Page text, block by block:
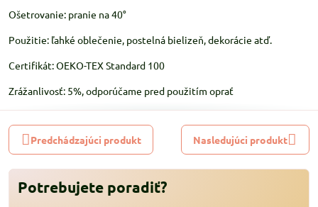
Ošetrovanie: pranie na 40°
Použitie: ľahké oblečenie, postelná bielizeň, dekorácie atď.
Certifikát: OEKO-TEX Standard 100
Zrážanlivosť: 5%, odporúčame pred použitím oprať
Predchádzajúci produkt Nasledujúci produkt
Potrebujete poradiť?